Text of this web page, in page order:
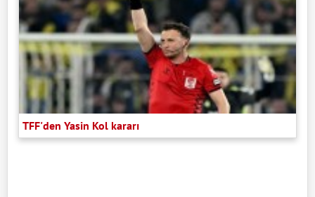
TFF'den Yasin Kol kararı